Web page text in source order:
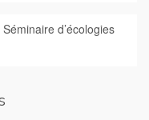
d’écologies